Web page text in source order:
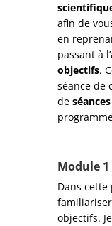
afin de
en
passant à
objectifs.
séance de
de
Module
Dans
objectifs.